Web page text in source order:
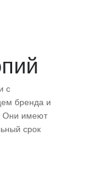
с
бренда и
Они имеют
срок